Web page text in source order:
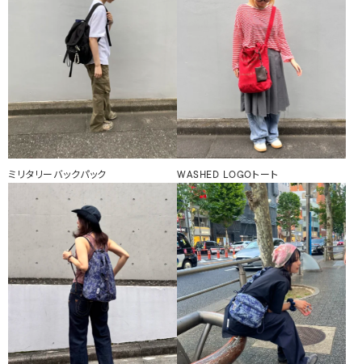
ミリタリーバックパック WASHED LOGOトート